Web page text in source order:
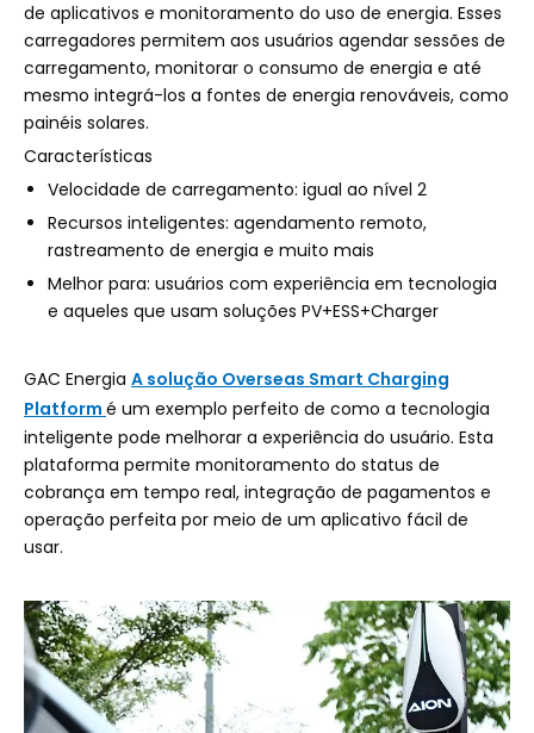
de aplicativos e monitoramento do uso de energia. Esses
carregadores permitem aos usuários agendar sessões de
carregamento, monitorar o consumo de energia e até
mesmo integrá-los a fontes de energia renováveis, como
painéis solares.
Características
Velocidade de carregamento: igual ao nível 2
Recursos inteligentes: agendamento remoto,
rastreamento de energia e muito mais
Melhor para: usuários com experiência em tecnologia
e aqueles que usam soluções PV+ESS+Charger
GAC Energia A solução Overseas Smart Charging
Platform é um exemplo perfeito de como a tecnologia
inteligente pode melhorar a experiência do usuário. Esta
plataforma permite monitoramento do status de
cobrança em tempo real, integração de pagamentos e
operação perfeita por meio de um aplicativo fácil de
usar.